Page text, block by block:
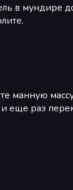
в мундире
манную
еще раз